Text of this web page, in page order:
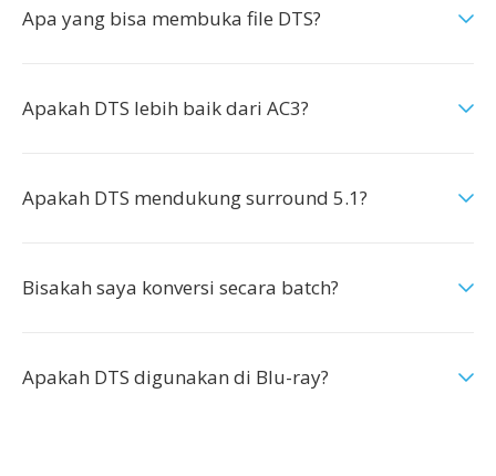
Apa yang bisa membuka file DTS?
Apakah DTS lebih baik dari AC3?
Apakah DTS mendukung surround 5.1?
Bisakah saya konversi secara batch?
Apakah DTS digunakan di Blu-ray?